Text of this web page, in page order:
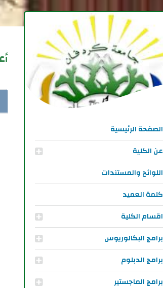
الصفحة الرئيسية
عن الكلية
اللوائح والمستندات
كلمة العميد
اقسام الكلية
برامج البكالوريوس
برامج الدبلوم
برامج الماجستير